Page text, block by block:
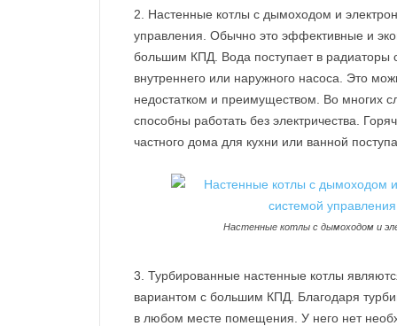
Настенные котлы с дымоходом и
управления. Обычно это эффективные и
большим КПД. Вода поступает в
внутреннего или наружного насоса. Это
недостатком и преимуществом. Во многих
способны работать без электричества.
частного дома для кухни или ванной
Настенные котлы с дымоходом и
Турбированные настенные котлы
вариантом с большим КПД. Благодаря
в любом месте помещения. У него нет